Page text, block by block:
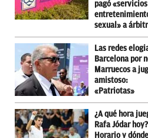
pagó
sexual» a
Las redes
Barcelona por
Marruecos a
amistoso:
«Patriotas»
¿A qué hora
Rafa Jódar hoy?
Horario y